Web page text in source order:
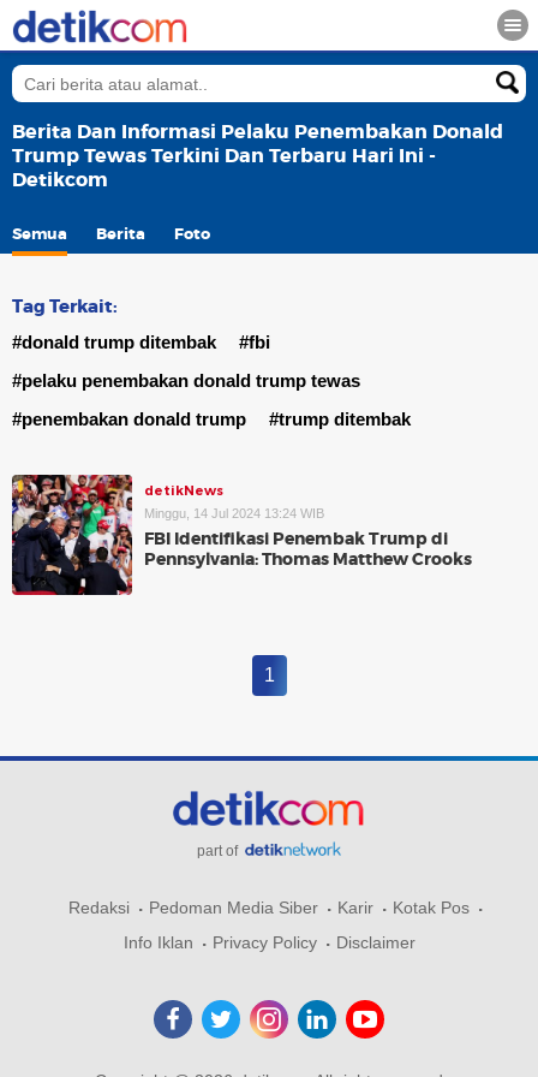
Berita Dan Informasi Pelaku Penembakan Donald
Trump Tewas Terkini Dan Terbaru Hari Ini -
Detikcom
Semua Berita Foto
Tag Terkait:
#donald trump ditembak
#fbi
#pelaku penembakan donald trump tewas
#penembakan donald trump
#trump ditembak
detikNews
Minggu, 14 Jul 2024 13:24 WIB
FBI Identifikasi Penembak Trump di
Pennsylvania: Thomas Matthew Crooks
1
part of
Redaksi Pedoman Media Siber Karir
Kotak Pos
Info Iklan
Privacy Policy Disclaimer